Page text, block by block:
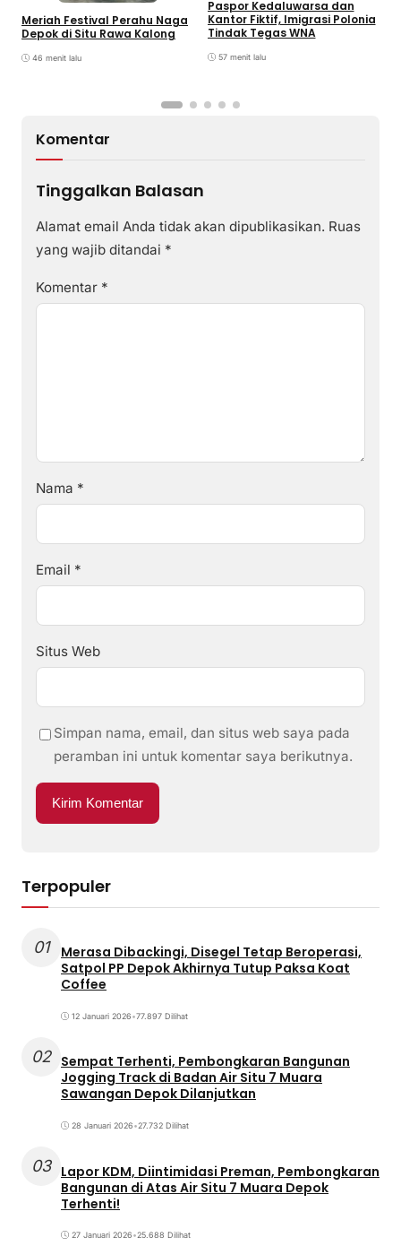
Meriah Festival Perahu Naga
Depok di Situ Rawa Kalong
46 menit lalu
Paspor Kedaluwarsa dan
Kantor Fiktif, Imigrasi Polonia
Tindak Tegas WNA
57 menit lalu
Komentar
Tinggalkan Balasan
Alamat email Anda tidak akan dipublikasikan. Ruas
yang wajib ditandai *
Komentar *
Nama *
Email *
Situs Web
Simpan nama, email, dan situs web saya pada
peramban ini untuk komentar saya berikutnya.
Terpopuler
01
Merasa Dibackingi, Disegel Tetap Beroperasi,
Satpol PP Depok Akhirnya Tutup Paksa Koat
Coffee
12 Januari 2026•77.897 Dilihat
02 Sempat Terhenti, Pembongkaran Bangunan
Jogging Track di Badan Air Situ 7 Muara
Sawangan Depok Dilanjutkan
28 Januari 2026•27.732 Dilihat
03 Lapor KDM, Diintimidasi Preman, Pembongkaran
Bangunan di Atas Air Situ 7 Muara Depok
Terhenti!
27 Januari 2026•25.688 Dilihat